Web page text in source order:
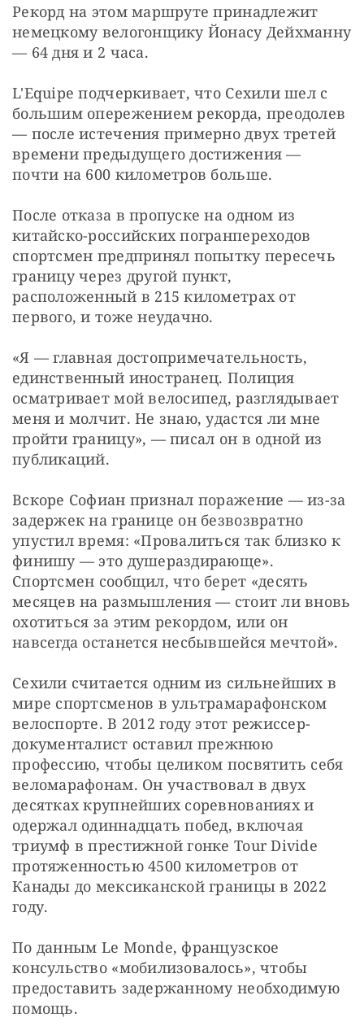
Рекорд на этом маршруте принадлежит
немецкому велогонщику Йонасу Дейхманну
— 64 дня и 2 часа.
L'Equipe подчеркивает, что Сехили шел с
большим опережением рекорда, преодолев
— после истечения примерно двух третей
времени предыдущего достижения —
почти на 600 километров больше.
После отказа в пропуске на одном из
китайско-российских погранпереходов
спортсмен предпринял попытку пересечь
границу через другой пункт,
расположенный в 215 километрах от
первого, и тоже неудачно.
«Я — главная достопримечательность,
единственный иностранец. Полиция
осматривает мой велосипед, разглядывает
меня и молчит. Не знаю, удастся ли мне
пройти границу», — писал он в одной из
публикаций.
Вскоре Софиан признал поражение — из-за
задержек на границе он безвозвратно
упустил время: «Провалиться так близко к
финишу — это душераздирающе».
Спортсмен сообщил, что берет «десять
месяцев на размышления — стоит ли вновь
охотиться за этим рекордом, или он
навсегда останется несбывшейся мечтой».
Сехили считается одним из сильнейших в
мире спортсменов в ультрамарафонском
велоспорте. В 2012 году этот режиссер-
документалист оставил прежнюю
профессию, чтобы целиком посвятить себя
веломарафонам. Он участвовал в двух
десятках крупнейших соревнованиях и
одержал одиннадцать побед, включая
триумф в престижной гонке Tour Divide
протяженностью 4500 километров от
Канады до мексиканской границы в 2022
году.
По данным Le Monde, французское
консульство «мобилизовалось», чтобы
предоставить задержанному необходимую
помощь.